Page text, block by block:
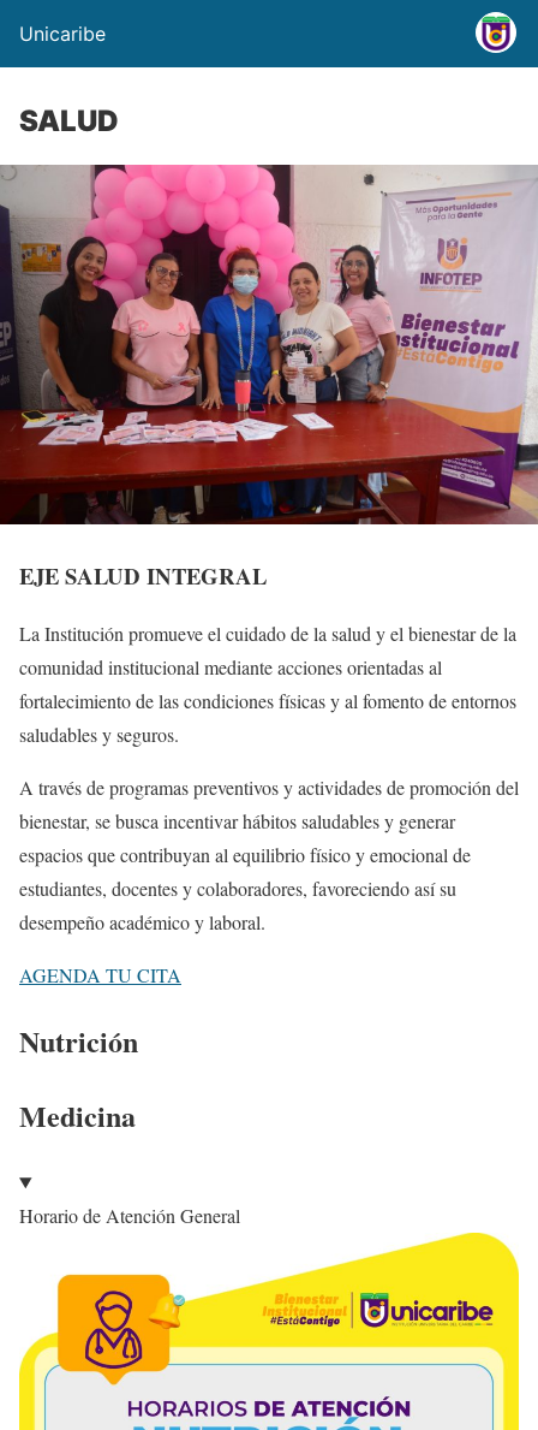
Unicaribe
SALUD
EJE SALUD INTEGRAL
La Institución promueve el cuidado de la salud y el bienestar de la
comunidad institucional mediante acciones orientadas al
fortalecimiento de las condiciones físicas y al fomento de entornos
saludables y seguros.
A través de programas preventivos y actividades de promoción del
bienestar, se busca incentivar hábitos saludables y generar
espacios que contribuyan al equilibrio físico y emocional de
estudiantes, docentes y colaboradores, favoreciendo así su
desempeño académico y laboral.
AGENDA TU CITA
Nutrición
Medicina
Horario de Atención General